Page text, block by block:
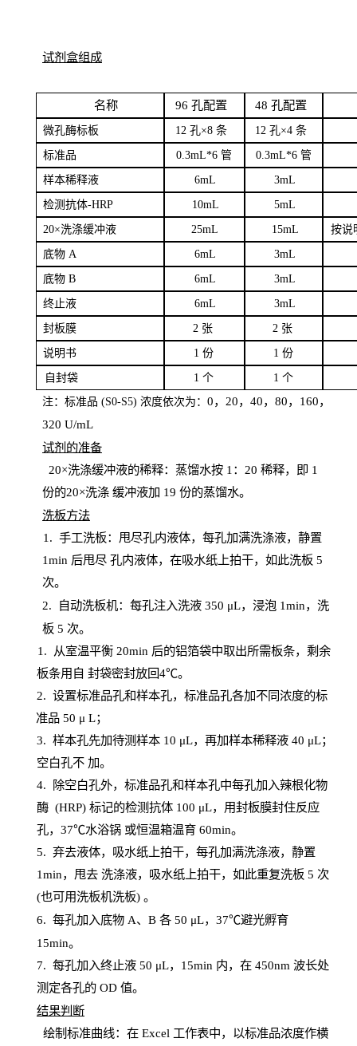
试剂盒组成
名称 96 孔配置 48 孔配置
微孔酶标板 12 孔×8 条 12 孔×4 条
标准品 0.3mL*6 管 0.3mL*6 管
样本稀释液 6mL 3mL
检测抗体-HRP 10mL 5mL
20×洗涤缓冲液 25mL 15mL 按说
底物A 6mL 3mL
底物B 6mL 3mL
终止液 6mL 3mL
封板膜 2 张 2 张
说明书 1 份 1 份
自封袋 1 个 1 个
注：标准品 (S0-S5) 浓度依次为： 0，20，40，80，160，
320 U/mL
试剂的准备
20×洗涤缓冲液的稀释：蒸馏水按 1：20 稀释，即 1
份的20×洗涤 缓冲液加 19 份的蒸馏水。
洗板方法
1. 手工洗板：甩尽孔内液体，每孔加满洗涤液，静置
1min 后甩尽 孔内液体，在吸水纸上拍干，如此洗板 5
次。
2.
自动洗板机：每孔注入洗液 350 μL，浸泡 1min，洗
板 5 次。
1 . 从室温平衡 20min 后的铝箔袋中取出所需板条，剩余
板条用自 封袋密封放回4℃。
2. 设置标准品孔和样本孔，标准品孔各加不同浓度的标
准品 50 μ L；
3. 样本孔先加待测样本 10 μL，再加样本稀释液 40 μL；
空白孔不 加。
4.
除空白孔外，标准品孔和样本孔中每孔加入辣根化物
酶 (HRP) 标记的检测抗体 100 μL，用封板膜封住反应
孔， 37℃水浴锅 或恒温箱温育60min。
5. 弃去液体，吸水纸上拍干，每孔加满洗涤液，静置
1min，甩去 洗涤液，吸水纸上拍干，如此重复洗板 5 次
(也可用洗板机洗板) 。
6. 每孔加入底物A、B 各 50 μL，37℃避光孵育
15min。
7. 每孔加入终止液 50 μL， 15min 内，在450nm 波长处
测定各孔的 OD 值。
结果判断
绘制标准曲线：在 Excel 工作表中，以标准品浓度作横